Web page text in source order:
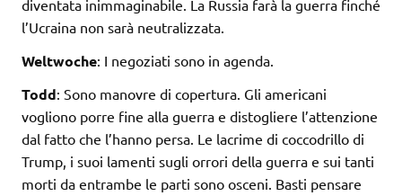
diventata inimmaginabile. La Russia farà la guerra finché
l’Ucraina non sarà neutralizzata.
Weltwoche: I negoziati sono in agenda.
Todd: Sono manovre di copertura. Gli americani
vogliono porre fine alla guerra e distogliere l’attenzione
dal fatto che l’hanno persa. Le lacrime di coccodrillo di
Trump, i suoi lamenti sugli orrori della guerra e sui tanti
morti da entrambe le parti sono osceni. Basti pensare